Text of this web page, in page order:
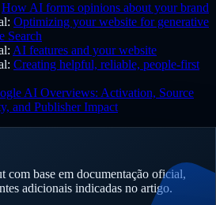
How AI forms opinions about your brand
Optimizing your website for generative
Search
AI features and your website
Creating helpful, reliable, people-first
AI Overviews: Activation, Source
and Publisher Impact
com base em documentação oficial,
adicionais indicadas no artigo.